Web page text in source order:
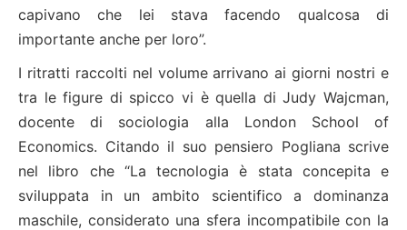
capivano che lei stava facendo qualcosa di
importante anche per loro”.
I ritratti raccolti nel volume arrivano ai giorni nostri e
tra le figure di spicco vi è quella di Judy Wajcman,
docente di sociologia alla London School of
Economics. Citando il suo pensiero Pogliana scrive
nel libro che “La tecnologia è stata concepita e
sviluppata in un ambito scientifico a dominanza
maschile, considerato una sfera incompatibile con la